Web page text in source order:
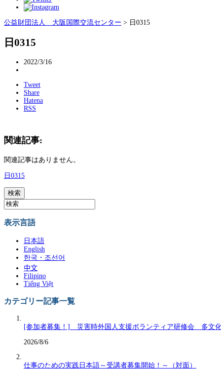
公益財団法人 大阪国際交流センター > 日0315
日0315
2022/3/16
Tweet
Share
Hatena
RSS
関連記事:
関連記事はありません。
日0315
表示言語
日本語
English
한국・조선어
中文
Filipino
Tiếng Việt
カテゴリー記事一覧
[参加者募集！] 災害時外国人支援ボランティア研修会 多文
2026/8/6
仕事のための実践日本語～受講者募集開始！～（対面）